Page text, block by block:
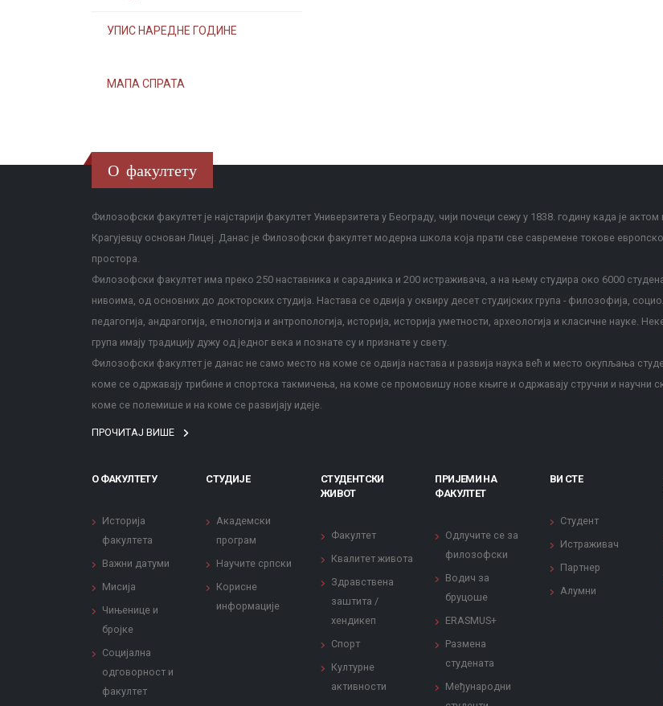
УПИС НАРЕДНЕ ГОДИНЕ
МАПА СПРАТА
О факултету
Филозофски факултет је најстарији факултет Универзитета у Београду, чији почеци сежу у 1838. годину када је
Крагујевцу основан Лицеј. Данас је Филозофски факултет модерна школа која прати све савремене токове
простора.
Филозофски факултет има преко 250 наставника и сарадника и 200 истраживача, а на њему студира око 6000
нивоима, од основних до докторских студија. Настава се одвија у оквиру десет студијских група - филозофија,
педагогија, андрагогија, етнологија и антропологија, историја, историја уметности, археологија и класичне науке.
група имају традицију дужу од једног века и познате су и признате у свету.
Филозофски факултет је данас не само место на коме се одвија настава и развија наука већ и место окупљања
коме се одржавају трибине и спортска такмичења, на коме се промовишу нове књиге и одржавају стручни и научни
коме се полемише и на коме се развијају идеје.
ПРОЧИТАЈ ВИШЕ
О ФАКУЛТЕТУ
Историја
факултета
Важни датуми
Мисија
Чињенице и
бројке
Социјална
одговорност и
факултет
СТУДИЈЕ
Академски
програм
Научите српски
Корисне
информације
СТУДЕНТСКИ
ЖИВОТ
Факултет
Квалитет живота
Здравствена
заштита /
хендикеп
Спорт
Културне
активности
ПРИЈЕМИ НА
ФАКУЛТЕТ
Одлучите се за
филозофски
Водич за
бруцоше
ERASMUS+
Размена
студената
Међународни
ВИ СТЕ
Студент
Истраживач
Партнер
Алумни